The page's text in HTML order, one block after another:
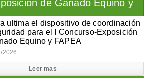
ultima el dispositivo de coordinación
para el I Concurso-Exposición
Equino y FAPEA
2026
Leer mas